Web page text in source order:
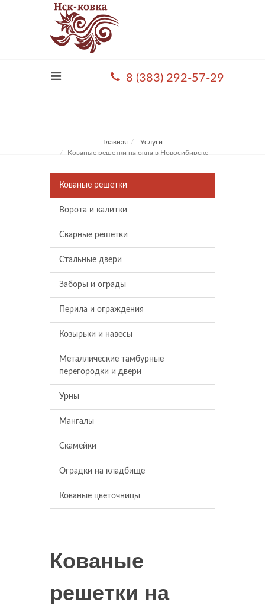
8 (383) 292-57-29
Главная
Услуги
Кованые решетки на окна в Новосибирске
Кованые решетки
Ворота и калитки
Сварные решетки
Стальные двери
Заборы и ограды
Перила и ограждения
Козырьки и навесы
Металлические тамбурные
перегородки и двери
Урны
Мангалы
Скамейки
Оградки на кладбище
Кованые цветочницы
Кованые
решетки на